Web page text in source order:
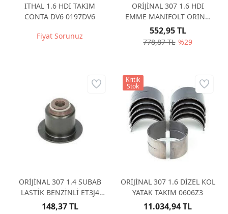
ITHAL 1.6 HDI TAKIM
CONTA DV6 0197DV6
Fiyat Sorunuz
ORİJİNAL 307 1.6 HDI
EMME MANİFOLT ORING
KARE TİP 0348S5
778,87 TL %29
552,95 TL
ORİJİNAL 307 1.4 SUBAB
LASTİK BENZİNLİ ET3J4
(ADET) 95652
148,37 TL
ORİJİNAL 307 1.6 DİZEL KOL
YATAK TAKIM 0606Z3
11.034,94 TL
Kritik
Stok